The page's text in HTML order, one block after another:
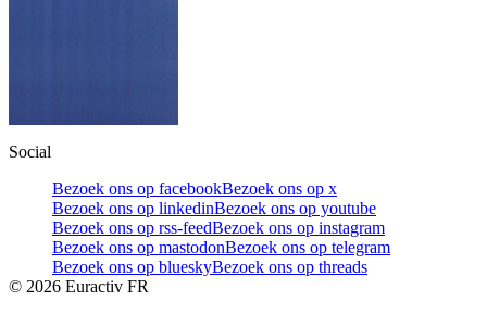
Social
Bezoek ons op facebookBezoek ons op x
Bezoek ons op linkedinBezoek ons op youtube
Bezoek ons op rss-feedBezoek ons op instagram
Bezoek ons op mastodonBezoek ons op telegram
Bezoek ons op blueskyBezoek ons op threads
© 2026 Euractiv FR